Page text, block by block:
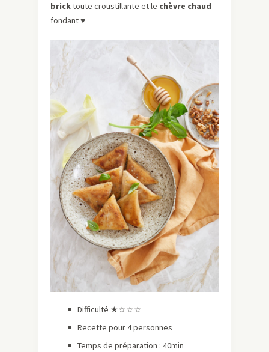
bricktoute croustillante et le chèvre chaud
fondant ♥
Difficulté ★☆☆☆
Recette pour 4 personnes
Temps de préparation : 40min